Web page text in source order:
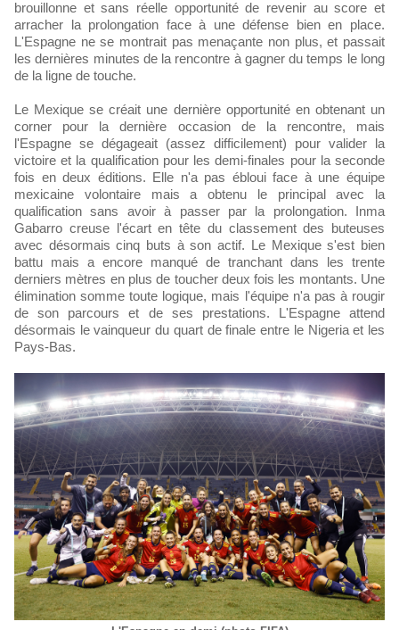
brouillonne et sans réelle opportunité de revenir au score et
arracher la prolongation face à une défense bien en place.
L'Espagne ne se montrait pas menaçante non plus, et passait
les dernières minutes de la rencontre à gagner du temps le long
de la ligne de touche.
Le Mexique se créait une dernière opportunité en obtenant un
corner pour la dernière occasion de la rencontre, mais
l'Espagne se dégageait (assez difficilement) pour valider la
victoire et la qualification pour les demi-finales pour la seconde
fois en deux éditions. Elle n'a pas ébloui face à une équipe
mexicaine volontaire mais a obtenu le principal avec la
qualification sans avoir à passer par la prolongation. Inma
Gabarro creuse l'écart en tête du classement des buteuses
avec désormais cinq buts à son actif. Le Mexique s'est bien
battu mais a encore manqué de tranchant dans les trente
derniers mètres en plus de toucher deux fois les montants. Une
élimination somme toute logique, mais l'équipe n'a pas à rougir
de son parcours et de ses prestations. L'Espagne attend
désormais le vainqueur du quart de finale entre le Nigeria et les
Pays-Bas.